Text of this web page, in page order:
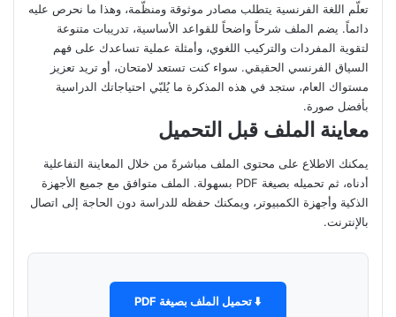
تعلّم اللغة الفرنسية يتطلب مصادر موثوقة ومنظّمة، وهذا ما نحرص عليه
دائماً. يضم الملف شرحاً واضحاً للقواعد الأساسية، تدريبات متنوعة
لتقوية المفردات والتركيب اللغوي، وأمثلة عملية تساعدك على فهم
السياق الفرنسي الحقيقي. سواء كنت تستعد لامتحان، أو تريد تعزيز
مستواك العام، ستجد في هذه المذكرة ما يُلبّي احتياجاتك الدراسية
بأفضل صورة.
معاينة الملف قبل التحميل
يمكنك الاطلاع على محتوى الملف مباشرةً من خلال المعاينة التفاعلية
أدناه، ثم تحميله بصيغة PDF بسهولة. الملف متوافق مع جميع الأجهزة
الذكية وأجهزة الكمبيوتر، ويمكنك حفظه للدراسة دون الحاجة إلى اتصال
بالإنترنت.
⬇️ تحميل الملف بصيغة PDF